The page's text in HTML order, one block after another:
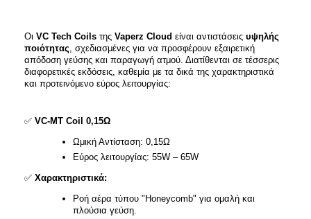
Οι VC Tech Coils της Vaperz Cloud είναι αντιστάσεις υψηλής
ποιότητας , σχεδιασμένες για να προσφέρουν εξαιρετική
απόδοση γεύσης και παραγωγή ατμού. Διατίθενται σε τέσσερις
διαφορετικές εκδόσεις, καθεμία με τα δικά της χαρακτηριστικά
και προτεινόμενο εύρος λειτουργίας:​
✅ VC-MT Coil 0,15Ω
Ωμική Αντίσταση: 0,15Ω​
Εύρος λειτουργίας: 55W – 65W​
✅ Χαρακτηριστικά:
Ροή αέρα τύπου "Honeycomb" για ομαλή και
πλούσια γεύση.​